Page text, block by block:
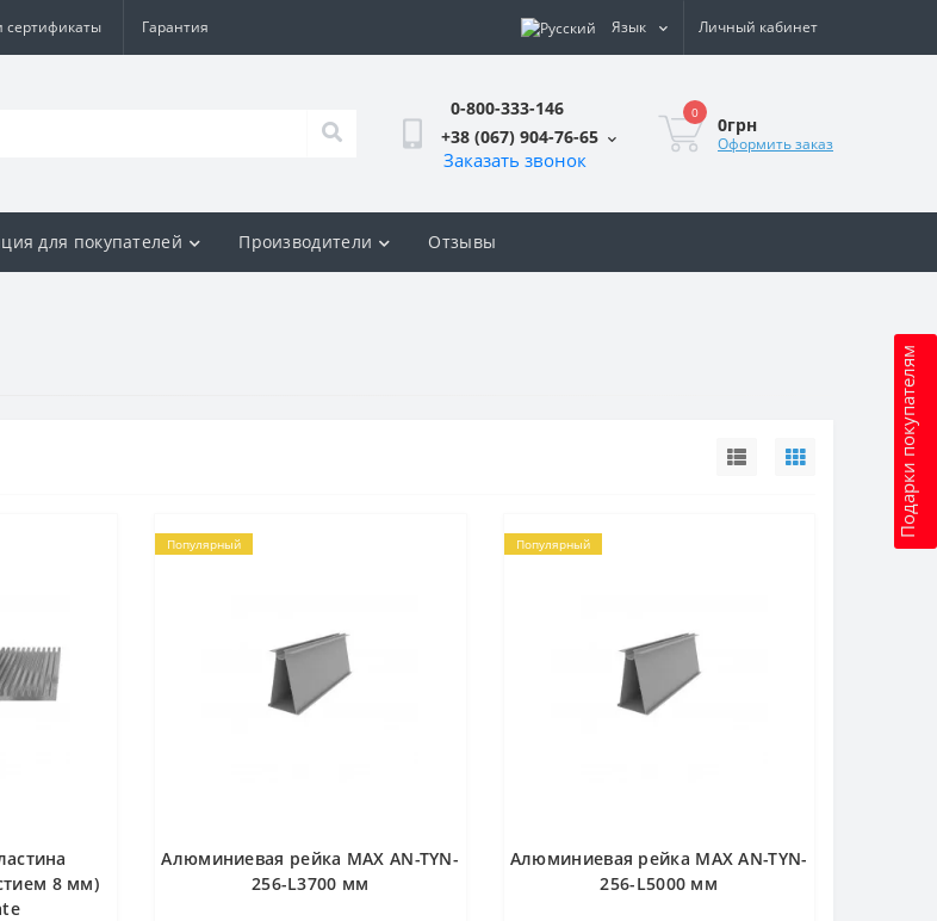
Гарантия Язык Личный кабинет
0-800-333-146
+38 (067) 904-76-65
Заказать звонок
0
0грн
Оформить заказ
Подарки покупателям
для покупателей Производители Отзывы
8 мм)
Популярный
Алюминиевая рейка MAX AN-TYN-
256-L3700 мм
Популярный
Алюминиевая рейка MAX AN-TYN-
256-L5000 мм